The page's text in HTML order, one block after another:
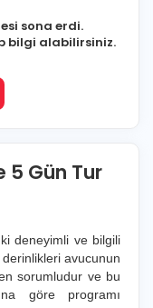
sona erdi.
bilgi alabilirsiniz.
5 Gün Tur
deneyimli ve bilgili
derinlikleri avucunun
sorumludur ve bu
göre programı